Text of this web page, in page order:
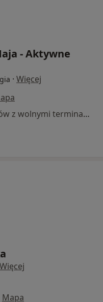
- Aktywne
· Więcej
Brak dostępnych specjalistów z wolnymi terminami w tym centrum medycznym.
Więcej
Mapa